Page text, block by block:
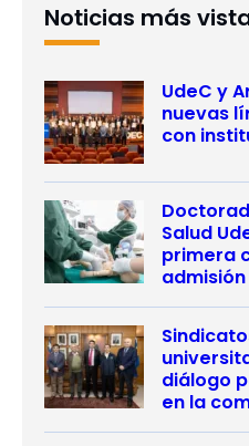
Noticias más
UdeC y
nuevas
con
Salud
primera
admisión
diálogo
en la